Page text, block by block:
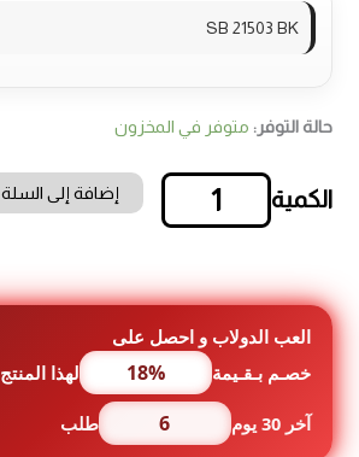
SB 21503 BK
حالة التوفر: متوفر في المخزون
كمية
-
1500
إضافة إلى السلة
العب الدولاب و احصل على
خصـم بـقـيمة
18% لهذا المنتج
آخر 30 يوم 6 طلب